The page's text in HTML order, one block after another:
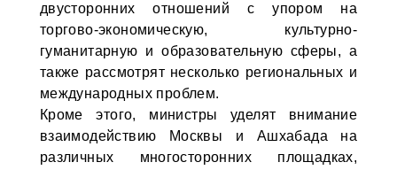
двусторонних отношений с упором на
торгово-экономическую, культурно-
гуманитарную и образовательную сферы, а
также рассмотрят несколько региональных и
международных проблем.
Кроме этого, министры уделят внимание
взаимодействию Москвы и Ашхабада на
различных многосторонних площадках,